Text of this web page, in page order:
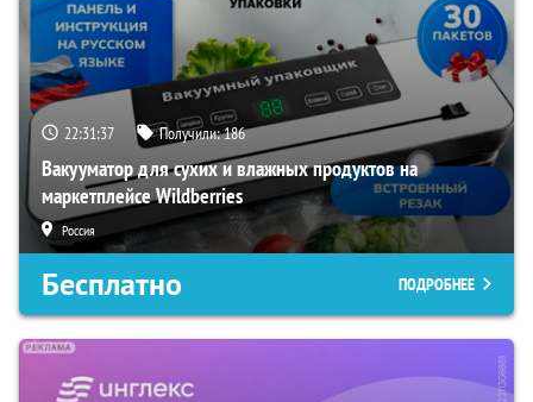
22:31:36 Получили:186
Вакууматор для сухих и влажных продуктов на
маркетплейсе Wildberries
Россия
Бесплатно ПОДРОБНЕЕ